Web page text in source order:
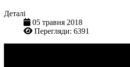
Деталі
05 травня 2018
Перегляди: 6391